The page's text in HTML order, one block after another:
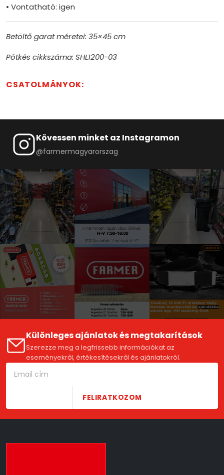
• Vontatható: igen
Betöltő garat méretei: 35×45 cm
Pótkés cikkszáma: SHL1200-03
CSATOLMÁNYOK:
Kövessen minket az Instagramon
@farmermagyarorszag
Különleges ajánlatok és megtakarítások
Szerezze meg a legfrissebb információkat az
eseményekről, értékesítésekről és ajánlatokról.
FELIRATKOZOM